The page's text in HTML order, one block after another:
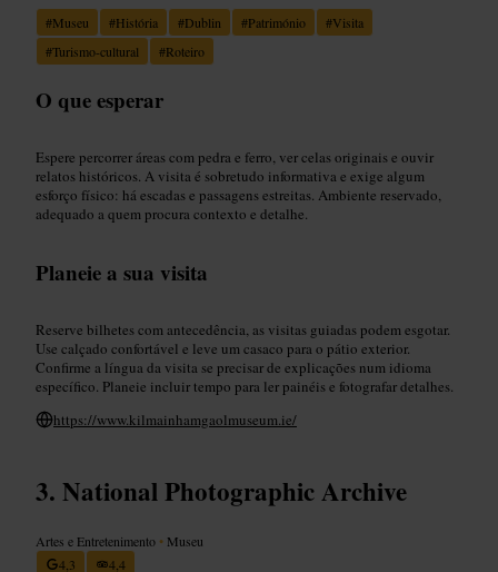
#Museu #História #Dublin #Património #Visita
#Turismo-cultural #Roteiro
O que esperar
Espere percorrer áreas com pedra e ferro, ver celas originais e ouvir
relatos históricos. A visita é sobretudo informativa e exige algum
esforço físico: há escadas e passagens estreitas. Ambiente reservado,
adequado a quem procura contexto e detalhe.
Planeie a sua visita
Reserve bilhetes com antecedência, as visitas guiadas podem esgotar.
Use calçado confortável e leve um casaco para o pátio exterior.
Confirme a língua da visita se precisar de explicações num idioma
específico. Planeie incluir tempo para ler painéis e fotografar detalhes.
https://www.kilmainhamgaolmuseum.ie/
National Photographic Archive
Artes e Entretenimento • Museu
4,3
4,4